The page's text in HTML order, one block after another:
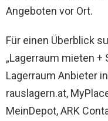
Angeboten vor Ort.
Für einen Überblick
„Lagerraum mieten
Lagerraum Anbieter
rauslagern.at,
MeinDepot, ARK